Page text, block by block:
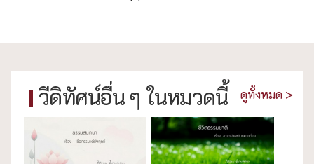
วีดิทัศน์อื่น ๆ ในหมวดนี้ ดูทั้งหมด >